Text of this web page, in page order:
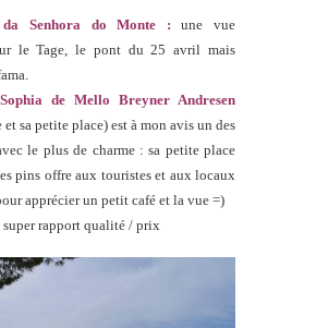
Senhora do Monte : une vue
le Tage, le pont du 25 avril mais
de Mello Breyner Andresen
et sa petite place) est à mon avis un des
le plus de charme : sa petite place
pins offre aux touristes et aux locaux
apprécier un petit café et la vue =)
rapport qualité / prix